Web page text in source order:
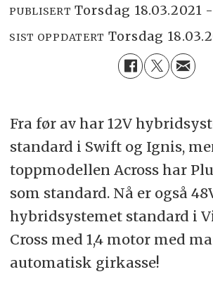
PUBLISERT torsdag 18.03.2021
SIST OPPDATERT torsdag
Fra før av har 12V
standard i Swift og Ignis,
toppmodellen Across har
som standard. Nå er også
hybridsystemet standard i
Cross med 1,4 motor med
automatisk girkasse!